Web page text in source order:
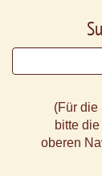
(Für die
bitte
oberen